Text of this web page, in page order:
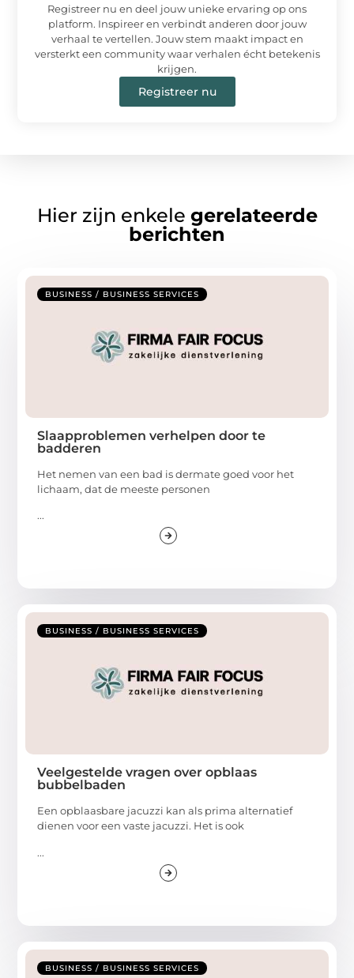
Registreer nu en deel jouw unieke ervaring op ons
platform. Inspireer en verbindt anderen door jouw
verhaal te vertellen. Jouw stem maakt impact en
versterkt een community waar verhalen écht betekenis
krijgen.
Registreer nu
Hier zijn enkele gerelateerde
berichten
BUSINESS / BUSINESS SERVICES
Slaapproblemen verhelpen door te
badderen
Het nemen van een bad is dermate goed voor het
lichaam, dat de meeste personen
...
BUSINESS / BUSINESS SERVICES
Veelgestelde vragen over opblaas
bubbelbaden
Een opblaasbare jacuzzi kan als prima alternatief
dienen voor een vaste jacuzzi. Het is ook
...
BUSINESS / BUSINESS SERVICES